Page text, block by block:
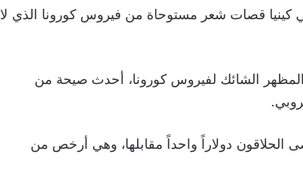
كينيا قصات شعر مستوحاة من فيروس كورونا الذي لا
الشائك لفيروس كورونا، أحدث صيحة من
الحلاقون دولاراً واحداً مقابلها، وهي أرخص من